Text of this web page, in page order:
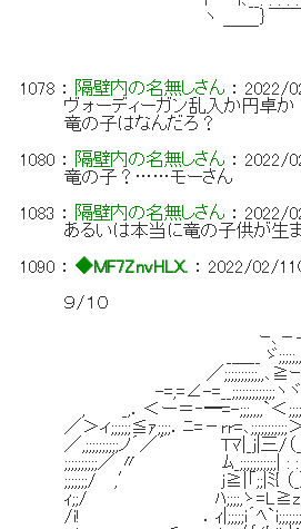
ヽ ｝￣￣￣ヽ＿
1078 ： 隔壁内の名無しさん ：2022/
ヴォーディーガン乱入か円卓か
竜の子はなんだろ？
1080 ： 隔壁内の名無しさん ：2022/
竜の子？……モーさん
1083 ： 隔壁内の名無しさん ：2022/
あるいは本当に竜の子供が生
1090 ：◆MF7ZnvHLX. ：2022/02/
９/１０
ヽｰ..
ｰ､－-､
_＿__ ゞ;;;;;,,,､｀
／;;;;;;;;;;,,､≧ｰ-､;;;;;,,､
-=,=∠-=__;;;;;;;;;;;;;ヽヾ;;;;､
, _,．＜ー＝‐━=-;;;,,,,`＜;;;;､ヽ
／＞ィ;;;;;;≦ｧ;;;;．ﾆ=－rr=､
／,;;;;;;;;;;ノ´／´ Tﾏ|_j|三/
;;;;;;;;;;／ 〃 ﾑ_;;;;;;;;;;;| : : :（
;;;;;;;/ ,′ j≧|「;;|ﾐ{ （_）: :
ｨ;;/ ﾊ;;;;,ゝ=L≧z_: /': : :
/i! ．ｨ|;;;;;i´ﾍ`i;;;;;;;;;＞z､